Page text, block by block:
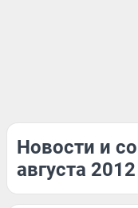
Новости и
августа 2012